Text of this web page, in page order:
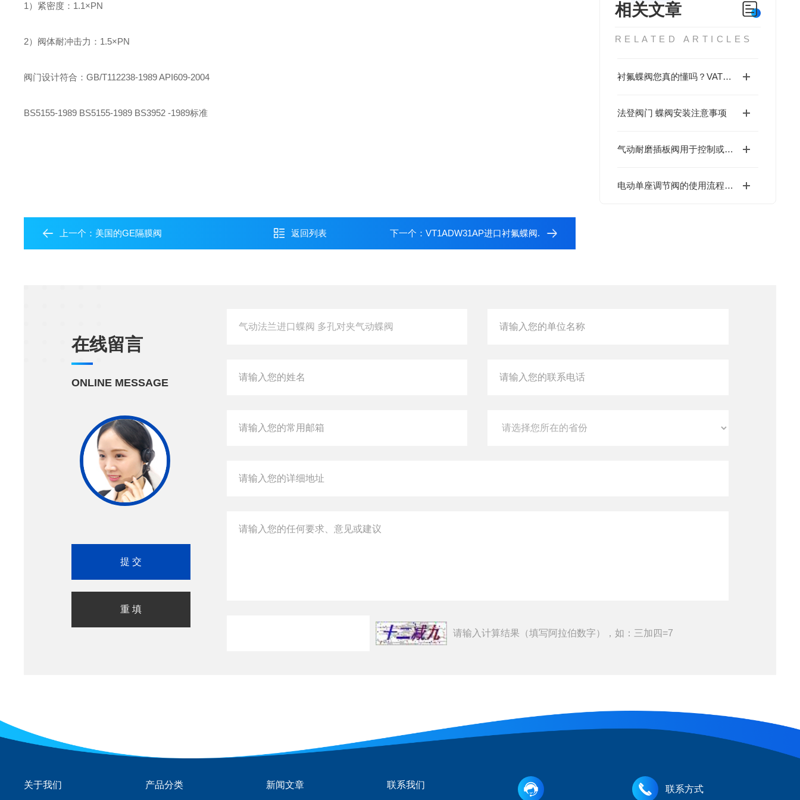
相关文章
RELATED ARTICLES
衬氟蝶阀您真的懂吗？VATTEN带您认识衬氟蝶阀。
法登阀门 蝶阀安装注意事项
气动耐磨插板阀用于控制或切断管道内的介质流动
电动单座调节阀的使用流程可以根据以下步骤进行
1 ）紧密度： 1.1×PN
2）阀体耐冲击力： 1.5×PN
阀门设计符合：GB/T112238-1989 API609-2004
BS5155-1989 BS5155-1989 BS3952 -1989标准
上一个： 美国的GE隔膜阀 返回列表 下一个： VT1ADW31AP进口衬氟蝶阀.
在线留言
ONLINE MESSAGE
请输入计算结果（填写阿拉伯数字），如：三加四=7
关于我们 产品分类 新闻文章 联系我们 联系方式